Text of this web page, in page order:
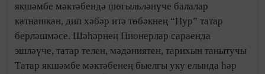
якшәмбе мәктәбендә шөгыльләнүче балалар
катнашкан, дип хәбәр итә төбәкнең “Нур” татар
берләшмәсе. Шәһәрнең Пионерлар сараенда
эшләүче, татар телен, мәдәниятен, тарихын танытучы
Татар якшәмбе мәктәбенең быелгы уку елында һәр